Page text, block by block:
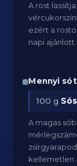
A rost
ezért a
napi ajánlott
Mennyi
100 g
A magas
kellemetlen.